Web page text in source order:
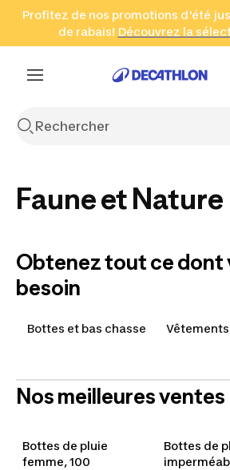
Aller à la recherche Aller au
Profitez de nos promotions d'été
de rabais! Découvrez la
Cliquez ici
en seulement 2 h!
(Zones sélectionnées)
Faune et Nature
Obtenez tout ce dont
besoin
Bottes et bas chasse
Nos meilleures ventes
Bottes de pluie
femme, 100
Bottes de